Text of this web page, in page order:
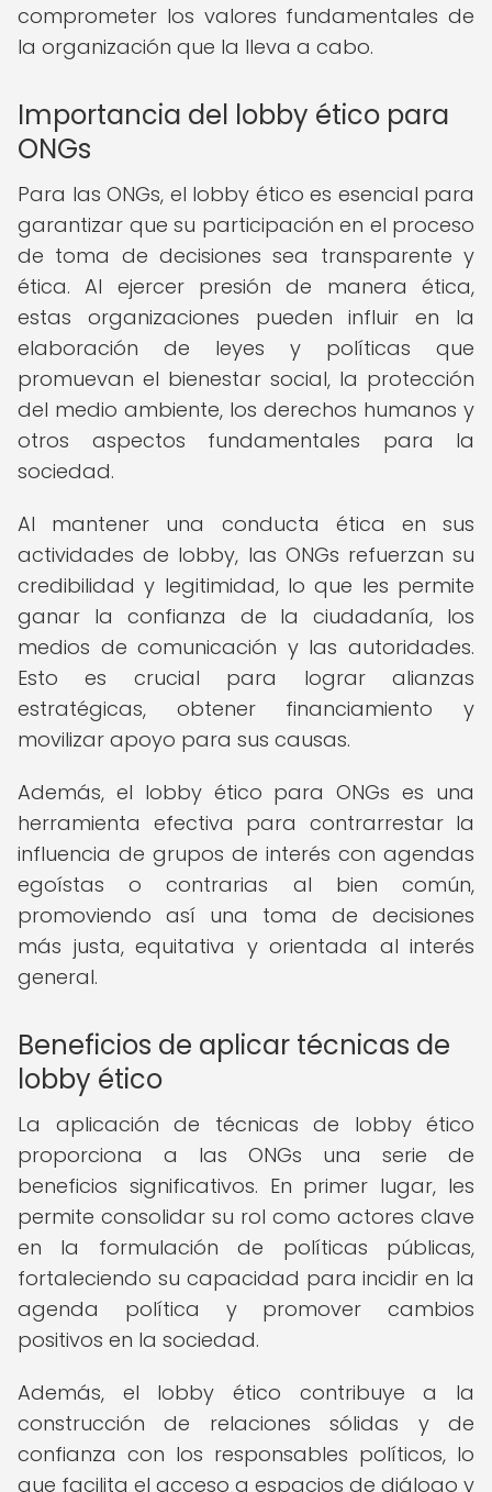
comprometer los valores fundamentales de
la organización que la lleva a cabo.
Importancia del lobby ético para
ONGs
Para las ONGs, el lobby ético es esencial para
garantizar que su participación en el proceso
de toma de decisiones sea transparente y
ética. Al ejercer presión de manera ética,
estas organizaciones pueden influir en la
elaboración de leyes y políticas que
promuevan el bienestar social, la protección
del medio ambiente, los derechos humanos y
otros aspectos fundamentales para la
sociedad.
Al mantener una conducta ética en sus
actividades de lobby, las ONGs refuerzan su
credibilidad y legitimidad, lo que les permite
ganar la confianza de la ciudadanía, los
medios de comunicación y las autoridades.
Esto es crucial para lograr alianzas
estratégicas, obtener financiamiento y
movilizar apoyo para sus causas.
Además, el lobby ético para ONGs es una
herramienta efectiva para contrarrestar la
influencia de grupos de interés con agendas
egoístas o contrarias al bien común,
promoviendo así una toma de decisiones
más justa, equitativa y orientada al interés
general.
Beneficios de aplicar técnicas de
lobby ético
La aplicación de técnicas de lobby ético
proporciona a las ONGs una serie de
beneficios significativos. En primer lugar, les
permite consolidar su rol como actores clave
en la formulación de políticas públicas,
fortaleciendo su capacidad para incidir en la
agenda política y promover cambios
positivos en la sociedad.
Además, el lobby ético contribuye a la
construcción de relaciones sólidas y de
confianza con los responsables políticos, lo
que facilita el acceso a espacios de diálogo y